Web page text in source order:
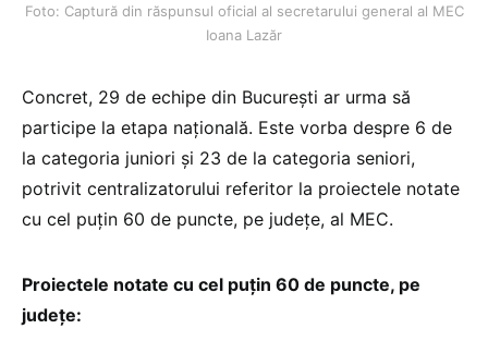
Foto: Captură din răspunsul oficial al secretarului general al MEC
Ioana Lazăr
Concret, 29 de echipe din București ar urma să
participe la etapa națională. Este vorba despre 6 de
la categoria juniori și 23 de la categoria seniori,
potrivit centralizatorului referitor la proiectele notate
cu cel puțin 60 de puncte, pe județe, al MEC.
Proiectele notate cu cel puțin 60 de puncte, pe
județe: